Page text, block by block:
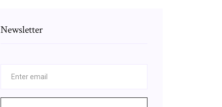
Newsletter